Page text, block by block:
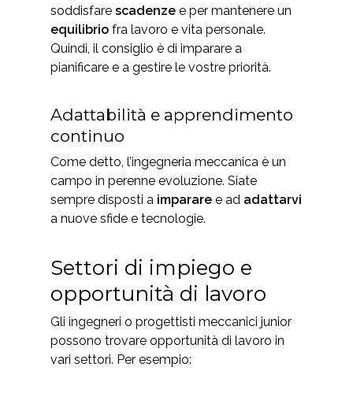
soddisfarescadenzee per mantenere un
equilibriofra lavoro e vita personale.
Quindi, il consiglio è di imparare a
pianificare e a gestire le vostre priorità.
Adattabilità e apprendimento
continuo
Come detto, l’ingegneria meccanica è un
campo in perenne evoluzione. Siate
sempre disposti a impararee ad adattarvi
a nuove sfide e tecnologie.
Settori di impiego e
opportunità di lavoro
Gli ingegneri o progettisti meccanici junior
possono trovare opportunità di lavoro in
vari settori. Per esempio: